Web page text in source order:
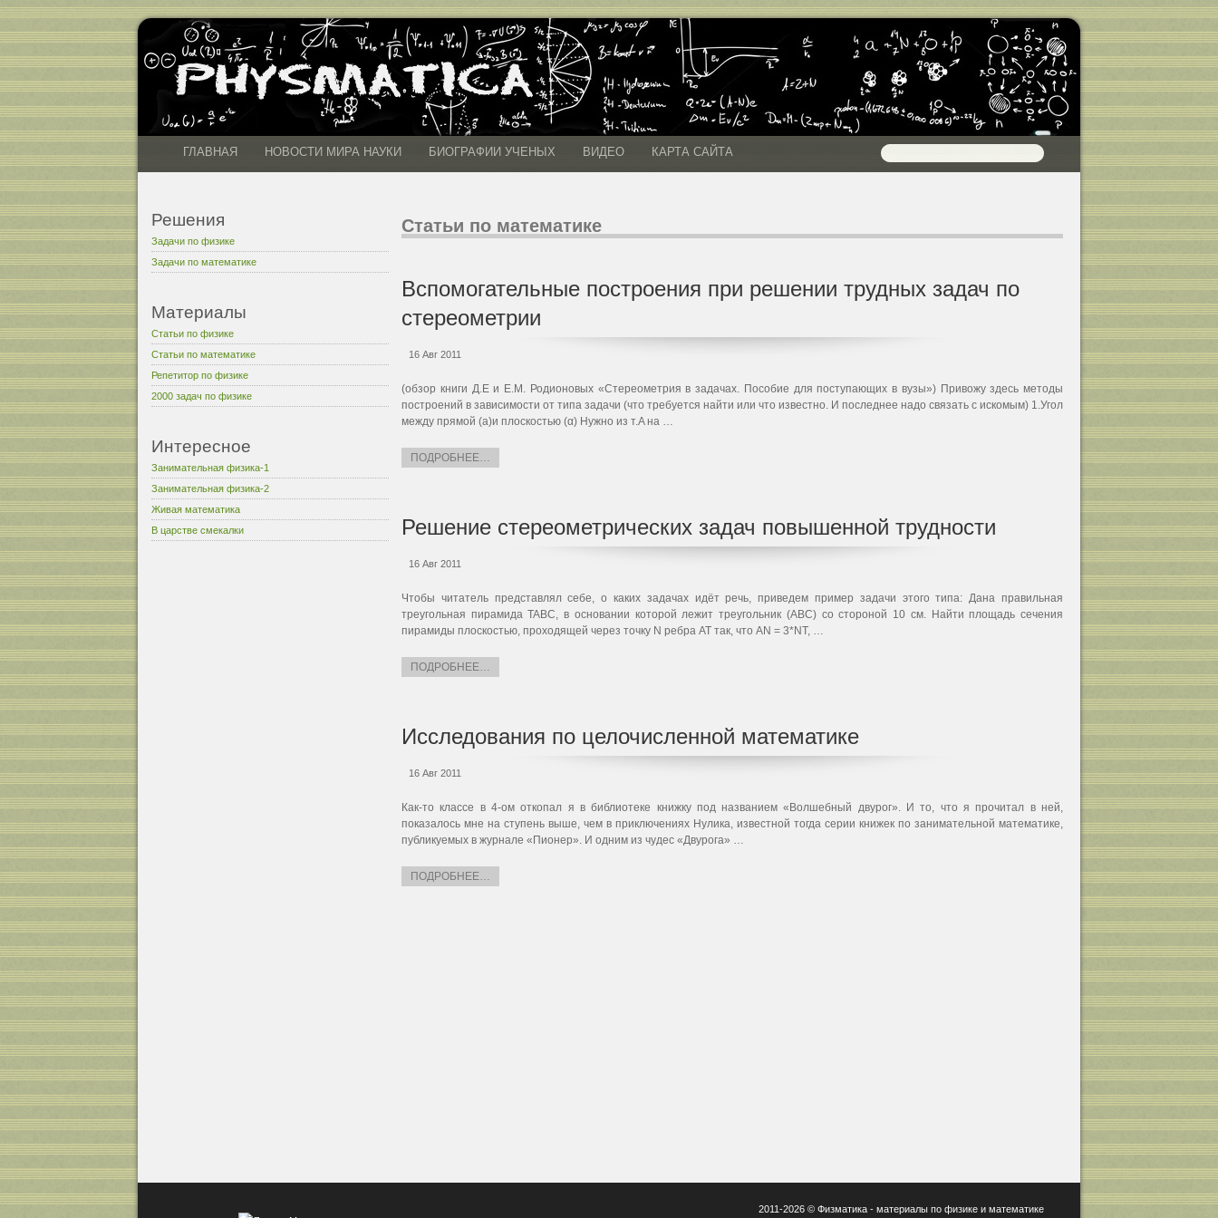
ГЛАВНАЯ НОВОСТИ МИРА НАУКИ БИОГРАФИИ УЧЕНЫХ ВИДЕО КАРТА САЙТА
Решения
Задачи по физике
Задачи по математике
Материалы
Статьи по физике
Статьи по математике
Репетитор по физике
2000 задач по физике
Интересное
Занимательная физика-1
Занимательная физика-2
Живая математика
В царстве смекалки
Статьи по математике
Вспомогательные построения при решении трудных задач по
стереометрии
16 Авг 2011
(обзор книги Д.Е и Е.М. Родионовых «Стереометрия в задачах. Пособие для поступающих в вузы») Привожу здесь методы
построений в зависимости от типа задачи (что требуется найти или что известно. И последнее надо связать с искомым) 1.Угол
между прямой (a)и плоскостью (α) Нужно из т.A на …
ПОДРОБНЕЕ…
Решение стереометрических задач повышенной трудности
16 Авг 2011
Чтобы читатель представлял себе, о каких задачах идёт речь, приведем пример задачи этого типа: Дана правильная
треугольная пирамида TABC, в основании которой лежит треугольник (АВС) со стороной 10 см. Найти площадь сечения
пирамиды плоскостью, проходящей через точку N ребра AT так, что AN = 3*NT, …
ПОДРОБНЕЕ…
Исследования по целочисленной математике
16 Авг 2011
Как-то классе в 4-ом откопал я в библиотеке книжку под названием «Волшебный двурог». И то, что я прочитал в ней,
показалось мне на ступень выше, чем в приключениях Нулика, известной тогда серии книжек по занимательной математике,
публикуемых в журнале «Пионер». И одним из чудес «Двурога» …
ПОДРОБНЕЕ…
2011-2026 © Физматика - материалы по физике и математике